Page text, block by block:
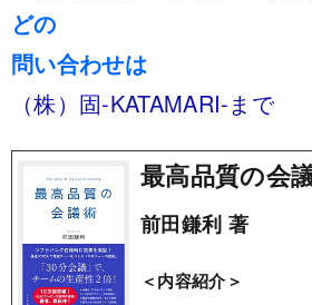
どの
問い合わせは
（株）固-KATAMARI-まで
最高品質の会
前田鎌利 著
＜内容紹介＞